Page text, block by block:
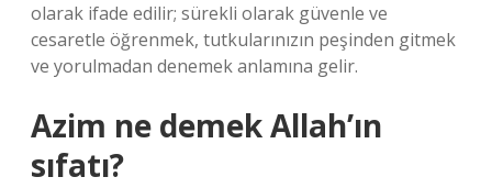
olarak ifade edilir; sürekli olarak güvenle ve
cesaretle öğrenmek, tutkularınızın peşinden gitmek
ve yorulmadan denemek anlamına gelir.
Azim ne demek Allah’ın
sıfatı?